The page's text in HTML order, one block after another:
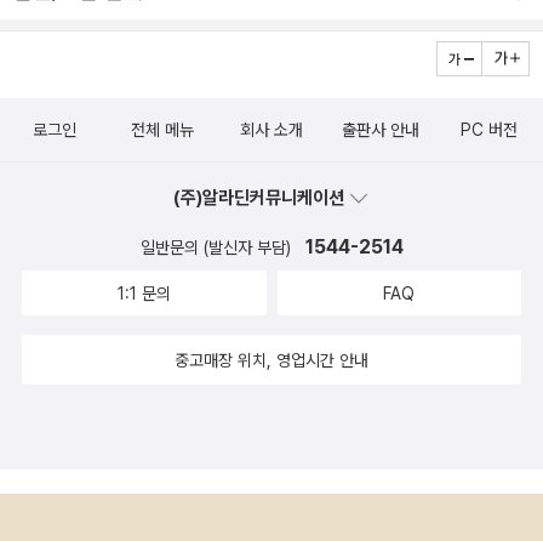
로그인 전체 메뉴 회사 소개 출판사 안내 PC 버전
(주)알라딘커뮤니케이션
일반문의 (발신자 부담) 1544-2514
1:1 문의 FAQ
중고매장 위치, 영업시간 안내